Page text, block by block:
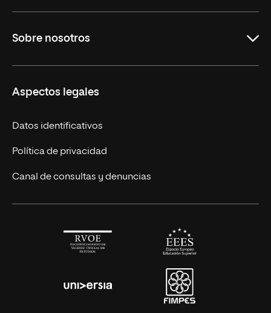
Licenciaturas en línea
Másteres Europeos
Cursos Europeos
Títulos Americanos
Alianza Newman
Sobre nosotros
Nuestros alumnos
Únete a nosotros
Actualidad
Solicita información
Aspectos legales
Datos identificativos
Política de privacidad
Canal de consultas y denuncias